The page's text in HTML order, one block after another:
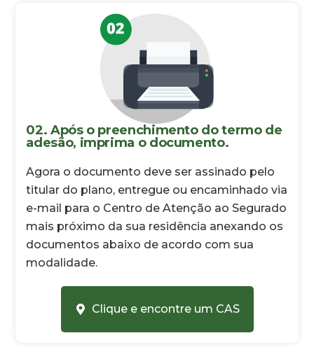
02. Após o preenchimento do termo de
adesão, imprima o documento.
Agora o documento deve ser assinado pelo
titular do plano, entregue ou encaminhado via
e-mail para o Centro de Atenção ao Segurado
mais próximo da sua residência anexando os
documentos abaixo de acordo com sua
modalidade.
Clique e encontre um CAS